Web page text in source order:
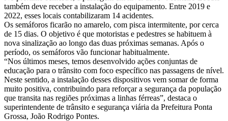
também deve receber a instalação do equipamento. Entre 2019 e
2022, esses locais contabilizaram 14 acidentes.
Os semáforos ficarão no amarelo, com pisca intermitente, por cerca
de 15 dias. O objetivo é que motoristas e pedestres se habituem à
nova sinalização ao longo das duas próximas semanas. Após o
período, os semáforos vão funcionar habitualmente.
“Nos últimos meses, temos desenvolvido ações conjuntas de
educação para o trânsito com foco específico nas passagens de nível.
Neste sentido, a instalação desses dispositivos vem somar de forma
muito positiva, contribuindo para reforçar a segurança da população
que transita nas regiões próximas a linhas férreas”, destaca o
superintendente de trânsito e segurança viária da Prefeitura Ponta
Grossa, João Rodrigo Pontes.